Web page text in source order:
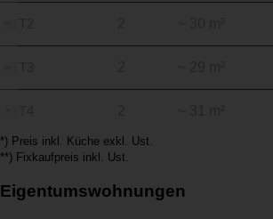
*) Preis inkl. Küche exkl. Ust.
**) Fixkaufpreis inkl. Ust.
Eigentumswohnungen